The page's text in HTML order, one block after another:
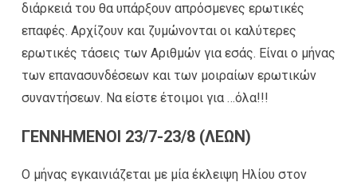
διάρκειά του θα υπάρξουν απρόσμενες ερωτικές
επαφές. Αρχίζουν και ζυμώνονται οι καλύτερες
ερωτικές τάσεις των Αριθμών για εσάς. Είναι ο μήνας
των επανασυνδέσεων και των μοιραίων ερωτικών
συναντήσεων. Να είστε έτοιμοι για …όλα!!!
ΓΕΝΝΗΜΕΝΟΙ 23/7-23/8 (ΛΕΩΝ)
Ο μήνας εγκαινιάζεται με μία έκλειψη Ηλίου στον